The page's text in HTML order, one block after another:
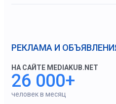
РЕКЛАМА И
НА САЙТЕ MEDIAKUB.NET
26 000+
человек в месяц